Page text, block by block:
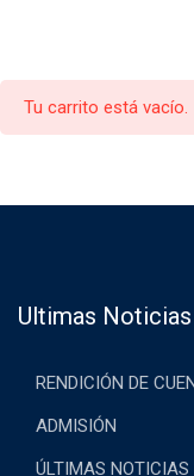
Tu carrito está vacío.
Ultimas Noticias
RENDICIÓN DE
ADMISIÓN
ÚLTIMAS NOTICIAS